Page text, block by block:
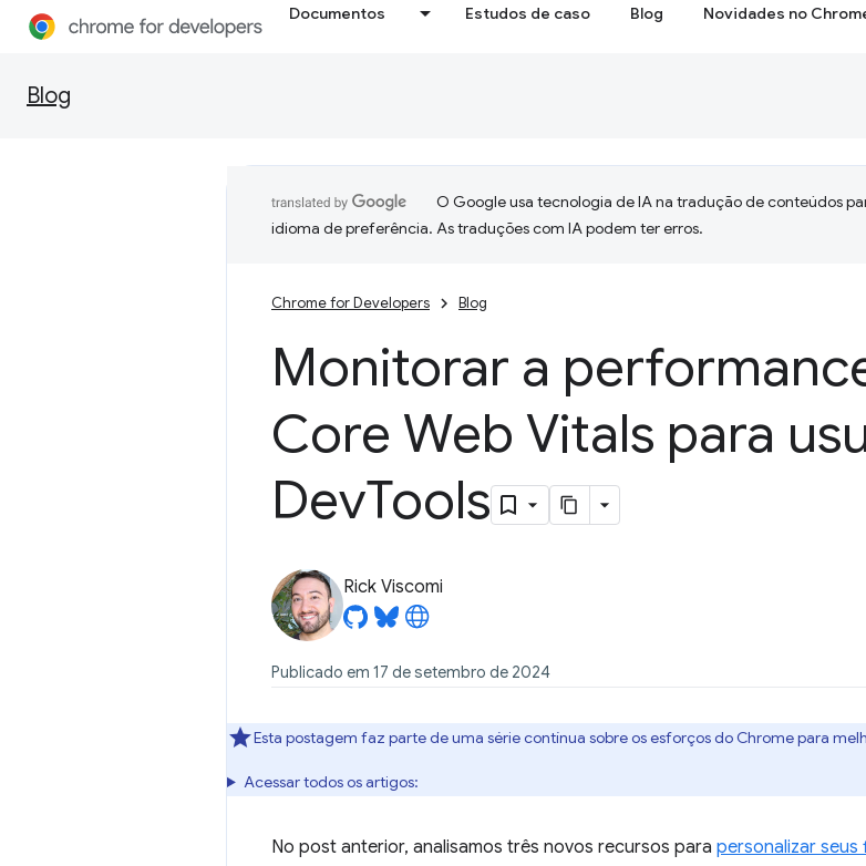
Documentos Estudos de caso Blog Novidades no
Blog
O Google usa tecnologia de IA na tradução de conteúdos
idioma de preferência. As traduções com IA podem ter erros.
Chrome for Developers Blog
Monitorar a
Core Web Vitals para
DevTools
Rick Viscomi
Publicado em 17 de setembro de 2024
Esta postagem faz parte de uma série contínua sobre os esforços do Chrome para
Acessar todos os artigos:
No post anterior, analisamos três novos recursos para personalizar